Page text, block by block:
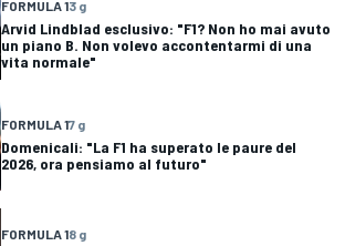
FORMULA 13 g
Arvid Lindblad esclusivo: "F1? Non ho mai avuto
un piano B. Non volevo accontentarmi di una
vita normale"
FORMULA 17 g
Domenicali: "La F1 ha superato le paure del
2026, ora pensiamo al futuro"
FORMULA 18 g